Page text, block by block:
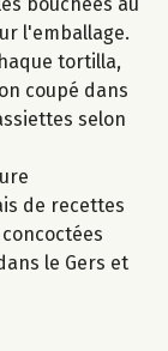
l'emballage.
tortilla,
coupé dans
selon
de recettes
le Gers et